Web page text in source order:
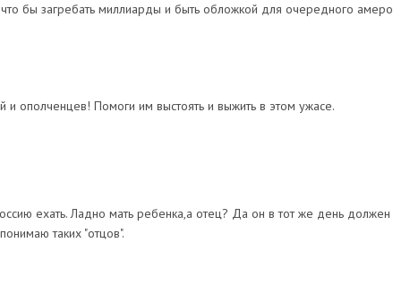
бы загребать миллиарды и быть обложкой для очередного амеро
и ополченцев! Помоги им выстоять и выжить в этом ужасе.
ехать. Ладно мать ребенка,а отец? Да он в тот же день должен
таких "отцов".